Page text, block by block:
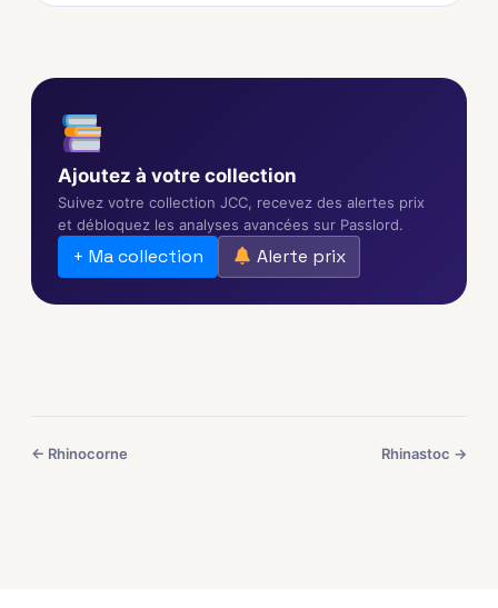
Ajoutez à votre collection
Suivez votre collection JCC, recevez des alertes prix
et débloquez les analyses avancées sur Passlord.
+ Ma collection Alerte prix
← Rhinocorne Rhinastoc →